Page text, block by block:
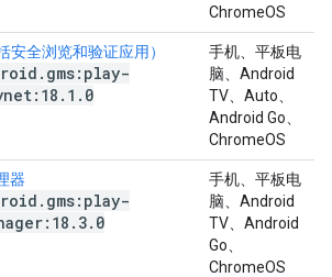
ChromeOS
全浏览和验证应用）
. gms:play-
. 1 . 0
手机、平板电
脑、Android
TV、Auto、
Android Go、
ChromeOS
器
. gms:play-
. 3. 0
手机、平板电
脑、Android
TV、Android
Go、
ChromeOS